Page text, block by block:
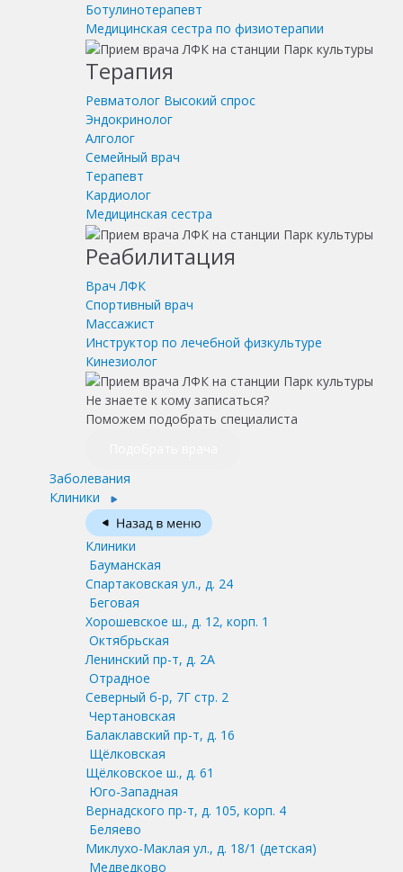
Ботулинотерапевт
Медицинская сестра по физиотерапии
Терапия
Ревматолог Высокий спрос
Эндокринолог
Алголог
Семейный врач
Терапевт
Кардиолог
Медицинская сестра
Реабилитация
Врач ЛФК
Спортивный врач
Массажист
Инструктор по лечебной физкультуре
Кинезиолог
Не знаете к кому записаться?
Поможем подобрать специалиста
Заболевания
Клиники
Клиники
Бауманская
Спартаковская ул., д. 24
Беговая
Хорошевское ш., д. 12, корп. 1
Октябрьская
Ленинский пр-т, д. 2А
Отрадное
Северный б-р, 7Г стр. 2
Чертановская
Балаклавский пр-т, д. 16
Щёлковская
Щёлковское ш., д. 61
Юго-Западная
Вернадского пр-т, д. 105, корп. 4
Беляево
Миклухо-Маклая ул., д. 18/1 (детская)
Медведково